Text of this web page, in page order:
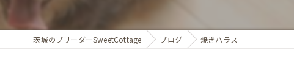
ドッグラン
茨城のブリーダーSweetCottage ブログ 焼きハラス